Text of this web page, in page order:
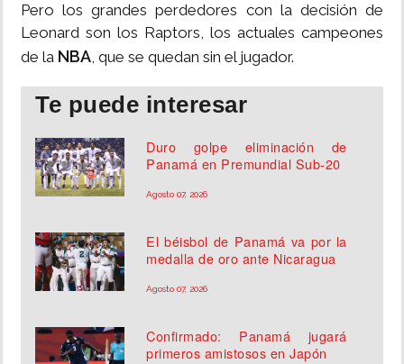
Pero los grandes perdedores con la decisión de
Leonard son los Raptors, los actuales campeones
de la NBA, que se quedan sin el jugador.
Te puede interesar
Duro golpe eliminación de
Panamá en Premundial Sub-20
Agosto 07, 2026
El béisbol de Panamá va por la
medalla de oro ante Nicaragua
Agosto 07, 2026
Confirmado: Panamá jugará
primeros amistosos en Japón